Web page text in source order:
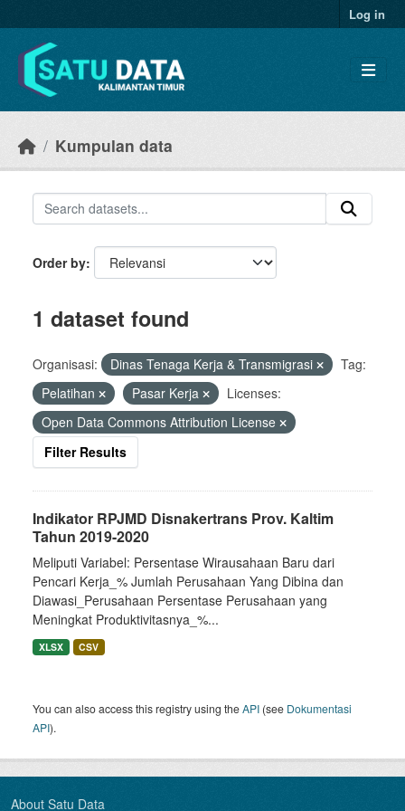
Log in
Kumpulan data
Order by
1 dataset found
Organisasi: Dinas Tenaga Kerja & Transmigrasi
Tag:
Pelatihan
Pasar Kerja
Licenses:
Open Data Commons Attribution License
Filter Results
Indikator RPJMD Disnakertrans Prov. Kaltim
Tahun 2019-2020
Meliputi Variabel: Persentase Wirausahaan Baru dari
Pencari Kerja_% Jumlah Perusahaan Yang Dibina dan
Diawasi_Perusahaan Persentase Perusahaan yang
Meningkat Produktivitasnya_%...
XLSX CSV
You can also access this registry using theAPI (see Dokumentasi
API).
About Satu Data